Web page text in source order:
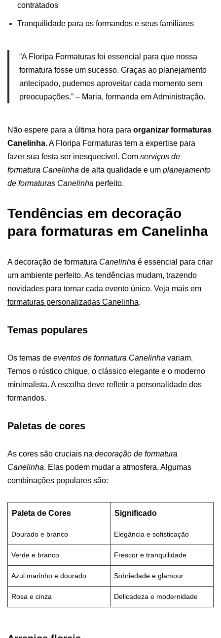
contratados
Tranquilidade para os formandos e seus familiares
“A Floripa Formaturas foi essencial para que nossa
formatura fosse um sucesso. Graças ao planejamento
antecipado, pudemos aproveitar cada momento sem
preocupações.” – Maria, formanda em Administração.
Não espere para a última hora para organizar formaturas
Canelinha. A Floripa Formaturas tem a expertise para
fazer sua festa ser inesquecível. Com serviços de
formatura Canelinha de alta qualidade e um planejamento
de formaturas Canelinha perfeito.
Tendências em decoração
para formaturas em Canelinha
Adecoração de formatura Canelinha é essencial para criar
um ambiente perfeito. As tendências mudam, trazendo
novidades para tornar cada evento único. Veja mais em
formaturas personalizadas Canelinha.
Temas populares
Os temas de eventos de formatura Canelinha variam.
Temos o rústico chique, o clássico elegante e o moderno
minimalista. A escolha deve refletir a personalidade dos
formandos.
Paletas de cores
As cores são cruciais na decoração de formatura
Canelinha. Elas podem mudar a atmosfera. Algumas
combinações populares são:
Paleta de Cores Significado
Dourado e branco Elegância e sofisticação
Verde e branco Frescor e tranquilidade
Azul marinho e dourado Sobriedade e glamour
Rosa e cinza Delicadeza e modernidade